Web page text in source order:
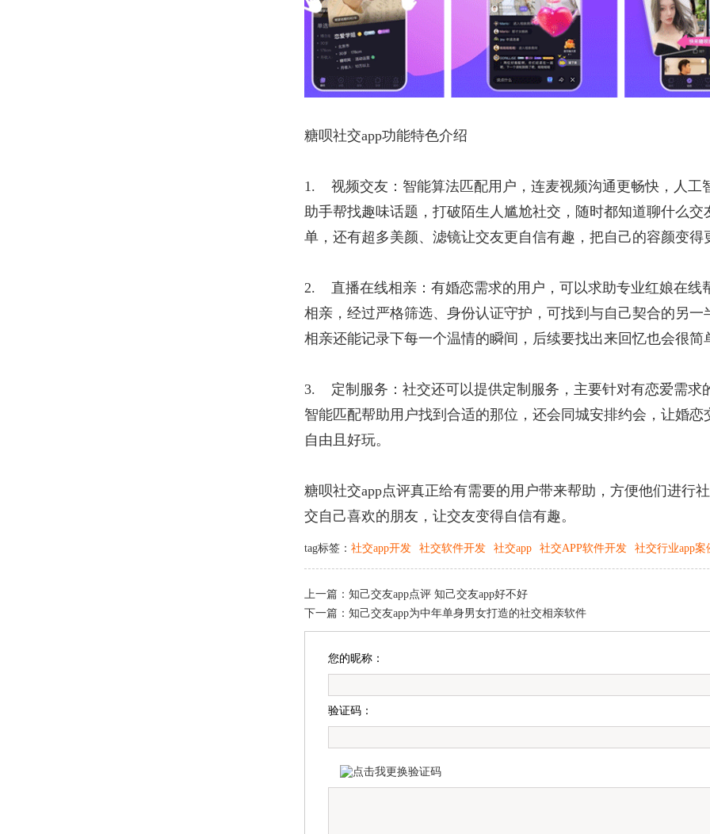
糖呗社交app功能特色介绍
1. 视频交友：智能算法匹配用户，连麦视频沟通更畅快，人工
助手帮找趣味话题，打破陌生人尴尬社交，随时都知道聊什么交
单，还有超多美颜、滤镜让交友更自信有趣，把自己的容颜变得
2. 直播在线相亲：有婚恋需求的用户，可以求助专业红娘在线
相亲，经过严格筛选、身份认证守护，可找到与自己契合的另一
相亲还能记录下每一个温情的瞬间，后续要找出来回忆也会很简
3. 定制服务：社交还可以提供定制服务，主要针对有恋爱需求
智能匹配帮助用户找到合适的那位，还会同城安排约会，让婚恋
自由且好玩。
糖呗社交app点评真正给有需要的用户带来帮助，方便他们进行
交自己喜欢的朋友，让交友变得自信有趣。
tag标签： 社交app开发 社交软件开发 社交app 社交APP软件开发 社交行业app案
上一篇： 知己交友app点评 知己交友app好不好
下一篇： 知己交友app为中年单身男女打造的社交相亲软件
您的昵称：
验证码：